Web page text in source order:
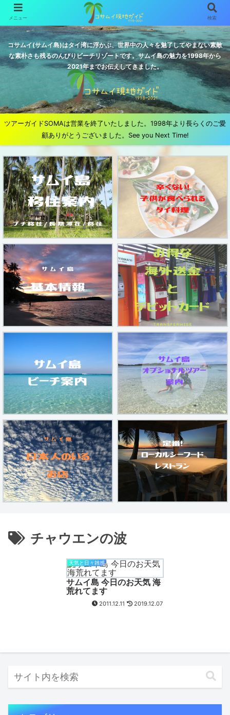
コサムイ(サムイ島)はタイ湾に浮かぶ、世界中の人々を魅了してやまない素敵
な素朴さも残るのんびりビーチリゾートです。サムイ島の魅力を1998年から
2021年までお伝えしてきました。
ツアーガイドSOMAは営業を終了いたしました。1998年より長らくのご愛
顧ありがとうございました。See you Next Time!
チャウエンの波
天気と日々雑感
サムイ島 今日のお天気 海
荒れてます
2011.12.11 2019.12.07
メニュー 検索